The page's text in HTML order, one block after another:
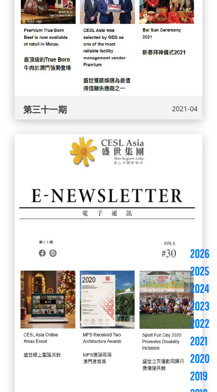
第三十一期 2021-04
2026
2025
2024
2023
2022
2021
2020
2019